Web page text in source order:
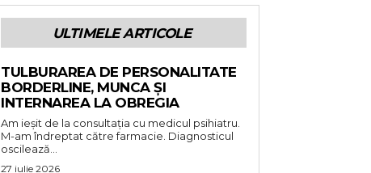
ULTIMELE ARTICOLE
TULBURAREA DE PERSONALITATE
BORDERLINE, MUNCA ȘI
INTERNAREA LA OBREGIA
Am ieșit de la consultația cu medicul psihiatru.
M-am îndreptat către farmacie. Diagnosticul
oscilează...
27 iulie 2026